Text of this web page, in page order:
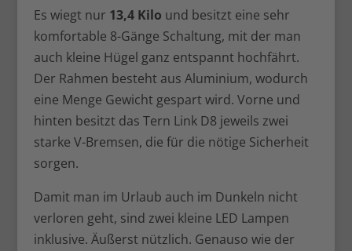
Es wiegt nur 13,4 Kilo und besitzt eine sehr
komfortable 8-Gänge Schaltung, mit der man
auch kleine Hügel ganz entspannt hochfährt.
Der Rahmen besteht aus Aluminium, wodurch
eine Menge Gewicht gespart wird. Vorne und
hinten besitzt das Tern Link D8 jeweils zwei
starke V-Bremsen, die für die nötige Sicherheit
sorgen.
Damit man im Urlaub auch im Dunkeln nicht
verloren geht, sind zwei kleine LED Lampen
inklusive. Äußerst nützlich. Genauso wie der